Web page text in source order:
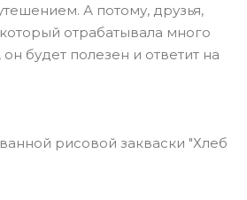
А потому, друзья,
отрабатывала много
будет полезен и ответит на
рисовой закваски "Хлеб